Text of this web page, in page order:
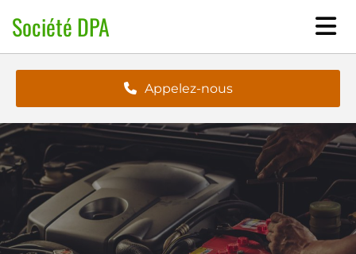
Société DPA
Appelez-nous